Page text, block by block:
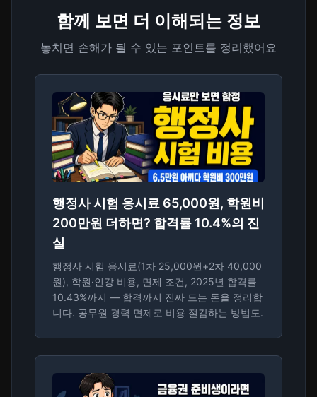
함께 보면 더 이해되는 정보
놓치면 손해가 될 수 있는 포인트를 정리했어요
행정사 시험 응시료 65,000원, 학원비
200만원 더하면? 합격률 10.4%의 진
실
행정사 시험 응시료(1차 25,000원+2차 40,000
원), 학원·인강 비용, 면제 조건, 2025년 합격률
10.43%까지 — 합격까지 진짜 드는 돈을 정리합
니다. 공무원 경력 면제로 비용 절감하는 방법도.